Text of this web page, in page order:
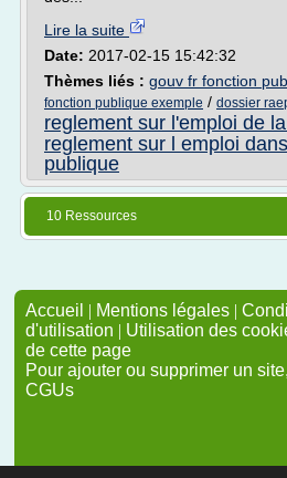
Lire la suite
Date: 2017-02-15 15:42:32
Thèmes liés : gouv fr fonction
fonction publique exemple / dossier
reglement sur l'emploi de
reglement sur l emploi
publique
10 Ressources
Accueil | Mentions légales |
d'utilisation | Utilisation des
de cette page
Pour ajouter ou supprimer un
CGUs